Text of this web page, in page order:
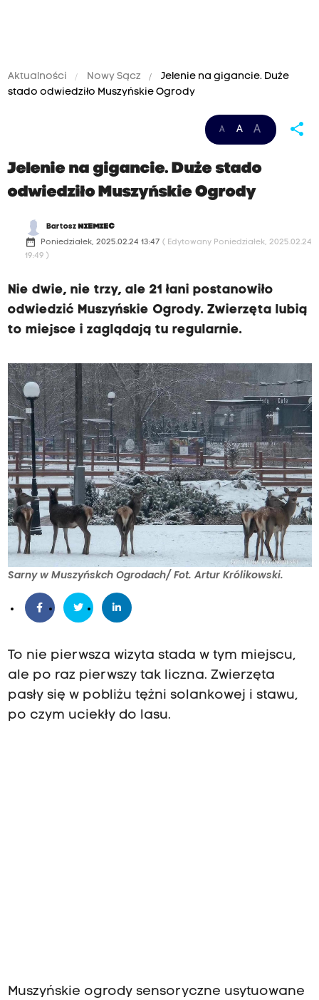
Aktualności Nowy Sącz
Jelenie na gigancie. Duże
stado odwiedziło Muszyńskie Ogrody
A A A share
Jelenie na gigancie. Duże stado
odwiedziło Muszyńskie Ogrody
Bartosz NIEMIEC
date_range Poniedziałek, 2025.02.24 13:47 ( Edytowany Poniedziałek, 2025.02.24
19:49 )
Nie dwie, nie trzy, ale 21 łani postanowiło
odwiedzić Muszyńskie Ogrody. Zwierzęta lubią
to miejsce i zaglądają tu regularnie.
Sarny w Muszyńskch Ogrodach/ Fot. Artur Królikowski.
To nie pierwsza wizyta stada w tym miejscu,
ale po raz pierwszy tak liczna. Zwierzęta
pasły się w pobliżu tężni solankowej i stawu,
po czym uciekły do lasu.
Muszyńskie ogrody sensoryczne usytuowane